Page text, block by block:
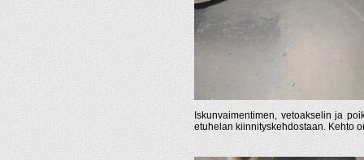
Iskunvaimentimen, vetoakselin ja
etuhelan kiinnityskehdostaan. Kehto